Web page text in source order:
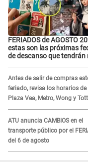
FERIADOS de AGOSTO
estas son las próximas
de descanso que tendrán
Antes de salir de compras
feriado, revisa los horarios de
Plaza Vea, Metro, Wong y
ATU anuncia CAMBIOS en el
transporte público por el
del 6 de agosto